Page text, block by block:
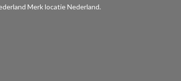
Merk locatie Nederland.